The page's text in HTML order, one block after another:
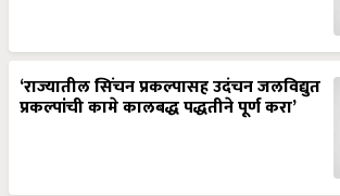
‘राज्यातील सिंचन प्रकल्पासह उदंचन जलविद्युत
प्रकल्पांची कामे कालबद्ध पद्धतीने पूर्ण करा’